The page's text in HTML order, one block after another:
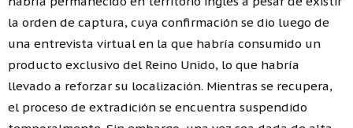
la orden de captura, cuya confirmación se dio luego de
una entrevista virtual en la que habría consumido un
producto exclusivo del Reino Unido, lo que habría
llevado a reforzar su localización. Mientras se recupera,
el proceso de extradición se encuentra suspendido